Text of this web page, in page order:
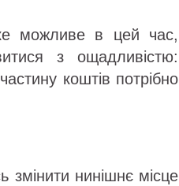
можливе в цей час,
з ощадливістю:
коштів потрібно
змінити нинішнє місце